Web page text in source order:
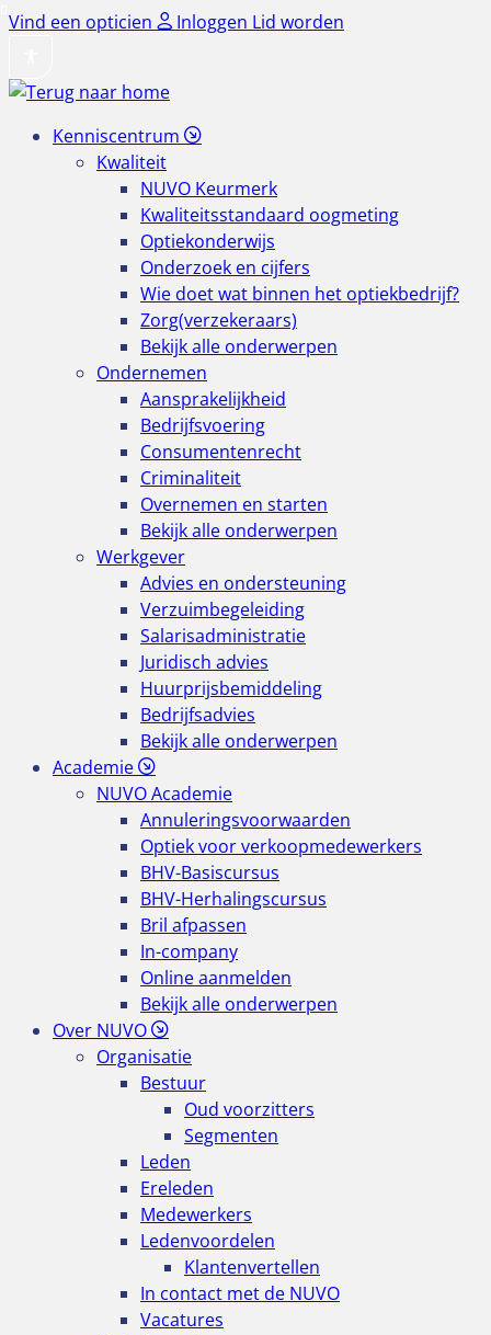
Ga
de
inhoud
Vind een opticien Inloggen Lid worden
Kenniscentrum
Kwaliteit
NUVO Keurmerk
Kwaliteitsstandaard oogmeting
Optiekonderwijs
Onderzoek en cijfers
Wie doet wat binnen het optiekbedrijf?
Zorg(verzekeraars)
Bekijk alle onderwerpen
Ondernemen
Aansprakelijkheid
Bedrijfsvoering
Consumentenrecht
Criminaliteit
Overnemen en starten
Bekijk alle onderwerpen
Werkgever
Advies en ondersteuning
Verzuimbegeleiding
Salarisadministratie
Juridisch advies
Huurprijsbemiddeling
Bedrijfsadvies
Bekijk alle onderwerpen
Academie
NUVO Academie
Annuleringsvoorwaarden
Optiek voor verkoopmedewerkers
BHV-Basiscursus
BHV-Herhalingscursus
Bril afpassen
In-company
Online aanmelden
Bekijk alle onderwerpen
Over NUVO
Organisatie
Bestuur
Oud voorzitters
Segmenten
Leden
Ereleden
Medewerkers
Ledenvoordelen
Klantenvertellen
In contact met de NUVO
Vacatures